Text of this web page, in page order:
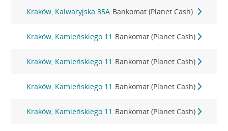
Kraków, Kalwaryjska 35A Bankomat (Planet Cash)
Kraków, Kamieńskiego 11 Bankomat (Planet Cash)
Kraków, Kamieńskiego 11 Bankomat (Planet Cash)
Kraków, Kamieńskiego 11 Bankomat (Planet Cash)
Kraków, Kamieńskiego 11 Bankomat (Planet Cash)